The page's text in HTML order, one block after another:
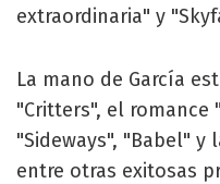
extraordinaria" y
La mano de García
"Critters", el romance
"Sideways", "Babel" y
entre otras exitosas